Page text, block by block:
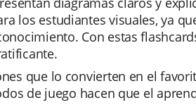
los estudiantes visuales, ya
Con estas
que lo convierten en el
de juego hacen que el